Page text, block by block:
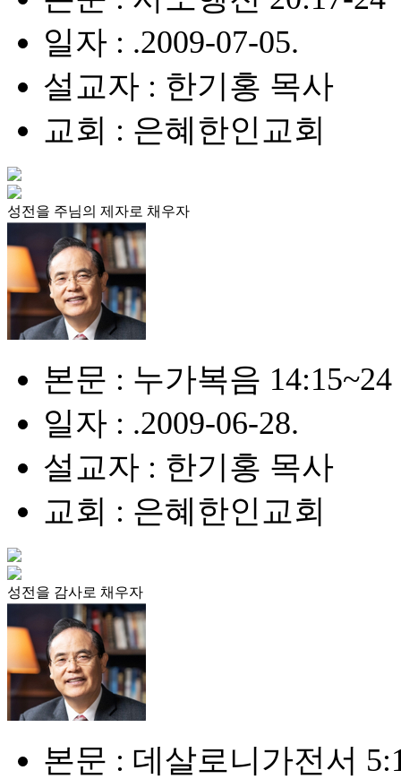
일자 : .2009-07-05.
설교자 : 한기홍 목사
교회 : 은혜한인교회
성전을 주님의 제자로 채우자
본문 : 누가복음 14:15~24
일자 : .2009-06-28.
설교자 : 한기홍 목사
교회 : 은혜한인교회
성전을 감사로 채우자
본문 : 데살로니가전서